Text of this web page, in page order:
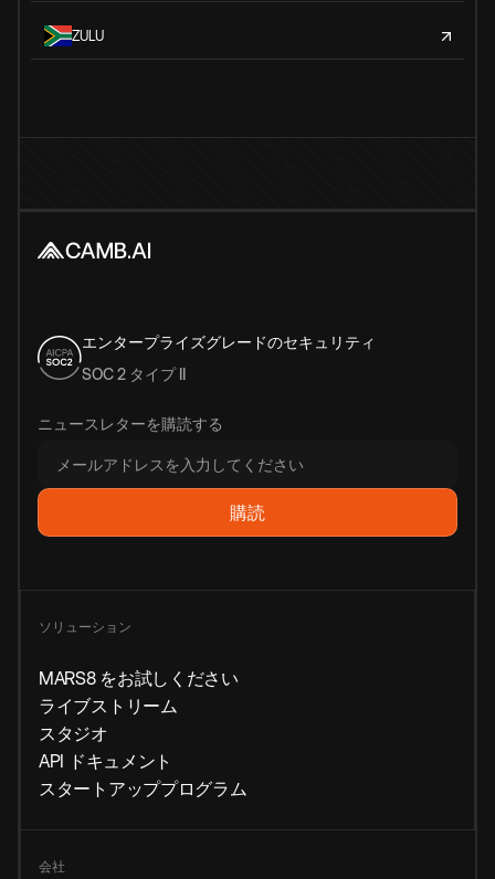
ZULU
エンタープライズグレードのセキュリティ
SOC 2 タイプ II
ニュースレターを購読する
ソリューション
MARS8 をお試しください
ライブストリーム
スタジオ
API ドキュメント
スタートアッププログラム
会社